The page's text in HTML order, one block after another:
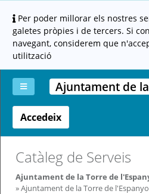
Per poder millorar els nostres
galetes pròpies i de tercers. Si
navegant, considerem que
utilització
La
meva
carpeta
Aportar
documentació
Carpeta
ciutadana
(altres
administracions)
Altres
Ajuda
Ajuntament de
Accedeix
Catàleg de Serveis
Ajuntament de la Torre de
Ajuntament de la Torre de